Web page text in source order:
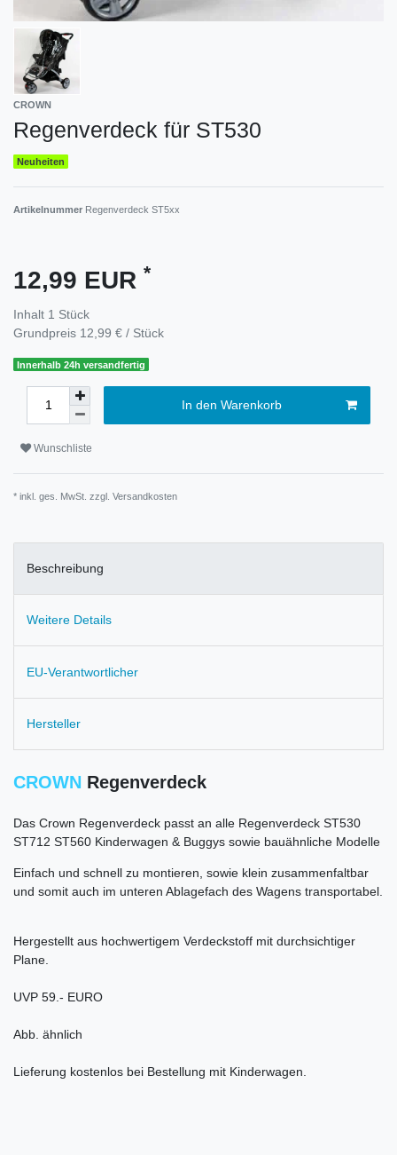
CROWN
Regenverdeck für ST530
Neuheiten
Artikelnummer Regenverdeck ST5xx
12,99 EUR *
Inhalt 1 Stück
Grundpreis 12,99 € / Stück
Innerhalb 24h versandfertig
In den Warenkorb
Wunschliste
* inkl. ges. MwSt. zzgl. Versandkosten
Beschreibung
Weitere Details
EU-Verantwortlicher
Hersteller
CROWN Regenverdeck
Das Crown Regenverdeck passt an alle Regenverdeck ST530
ST712 ST560 Kinderwagen & Buggys sowie bauähnliche Modelle
Einfach und schnell zu montieren, sowie klein zusammenfaltbar
und somit auch im unteren Ablagefach des Wagens transportabel.
Hergestellt aus hochwertigem Verdeckstoff mit durchsichtiger
Plane.
UVP 59.- EURO
Abb. ähnlich
Lieferung kostenlos bei Bestellung mit Kinderwagen.